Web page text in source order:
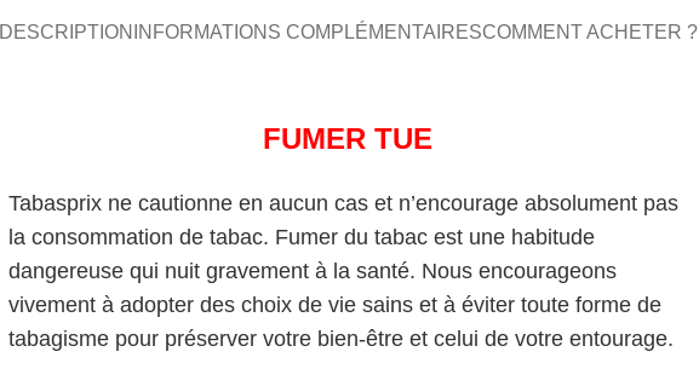
DESCRIPTION INFORMATIONS COMPLÉMENTAIRESCOMMENT ACHETER ?
FUMER TUE
Tabasprix ne cautionne en aucun cas et n’encourage absolument pas
la consommation de tabac. Fumer du tabac est une habitude
dangereuse qui nuit gravement à la santé. Nous encourageons
vivement à adopter des choix de vie sains et à éviter toute forme de
tabagisme pour préserver votre bien-être et celui de votre entourage.